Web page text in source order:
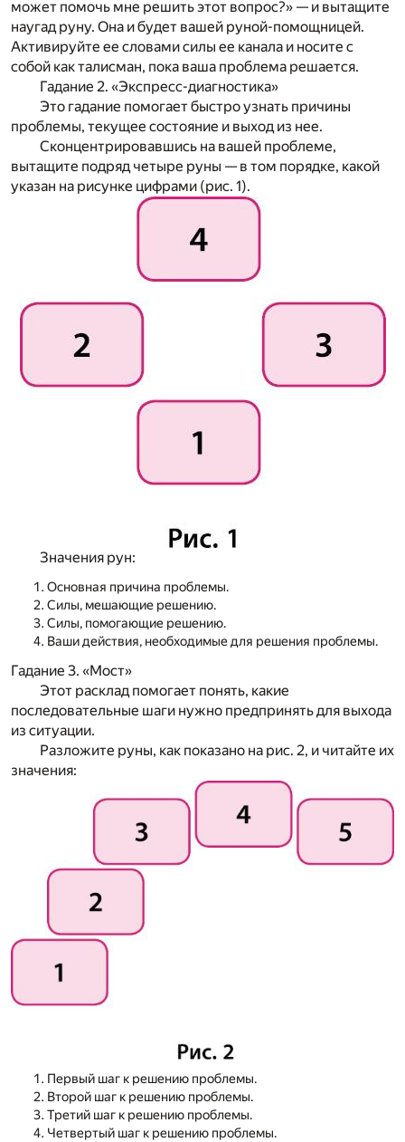
может помочь мне решить этот вопрос?» — и вытащите
наугад руну. Она и будет вашей руной-помощницей.
Активируйте ее словами силы ее канала и носите с
собой как талисман, пока ваша проблема решается.
Гадание 2. «Экспресс-диагностика»
Это гадание помогает быстро узнать причины
проблемы, текущее состояние и выход из нее.
Сконцентрировавшись на вашей проблеме,
вытащите подряд четыре руны — в том порядке, какой
указан на рисунке цифрами (рис. 1).
Значения рун:
Основная причина проблемы.
Силы, мешающие решению.
Силы, помогающие решению.
Ваши действия, необходимые для решения проблемы.
Гадание 3. «Мост»
Этот расклад помогает понять, какие
последовательные шаги нужно предпринять для выхода
из ситуации.
Разложите руны, как показано на рис. 2, и читайте их
значения:
Первый шаг к решению проблемы.
Второй шаг к решению проблемы.
Третий шаг к решению проблемы.
Четвертый шаг к решению проблемы.